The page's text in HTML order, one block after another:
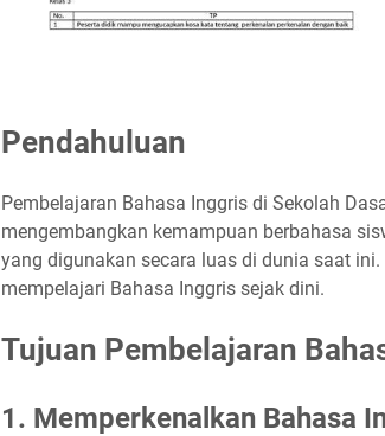
Pendahuluan
Pembelajaran Bahasa Inggris di Sekolah
mengembangkan kemampuan berbahasa
yang digunakan secara luas di dunia saat
mempelajari Bahasa Inggris sejak dini.
Tujuan Pembelajaran
1. Memperkenalkan Bahasa